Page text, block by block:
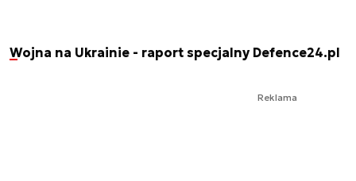
Wojna na Ukrainie - raport specjalny Defence24.pl
Reklama